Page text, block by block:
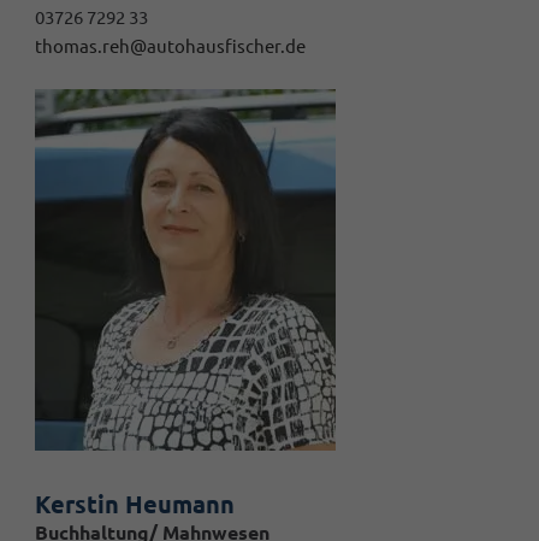
03726 7292 33
thomas.reh@autohausfischer.de
Kerstin Heumann
Buchhaltung/ Mahnwesen